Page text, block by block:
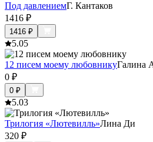
Под давлениемГ. Кантаков
1416 ₽
1416 ₽
5.05
12 писем моему любовникуГалина
0 ₽
0 ₽
5.03
Трилогия «Лютевилль»Лина Ди
320 ₽